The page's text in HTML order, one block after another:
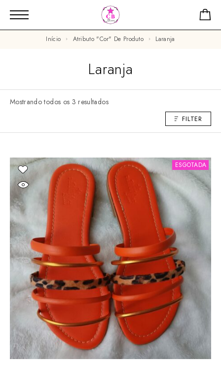
Início Atributo "Cor" De Produto Laranja
Laranja
Mostrando todos os 3 resultados
FILTER
ESGOTADA